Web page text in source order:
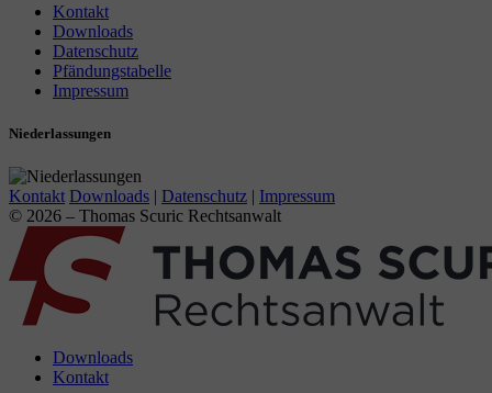
Kontakt
Downloads
Datenschutz
Pfändungstabelle
Impressum
Niederlassungen
Kontakt Downloads | Datenschutz | Impressum
© 2026 – Thomas Scuric Rechtsanwalt
Downloads
Kontakt